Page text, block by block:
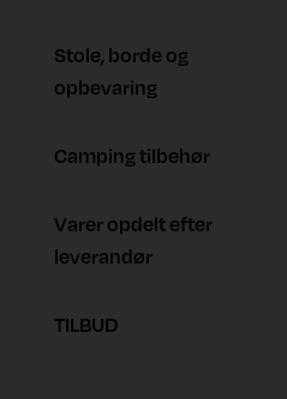
Stole, borde og
opbevaring
Camping tilbehør
Varer opdelt efter
leverandør
TILBUD